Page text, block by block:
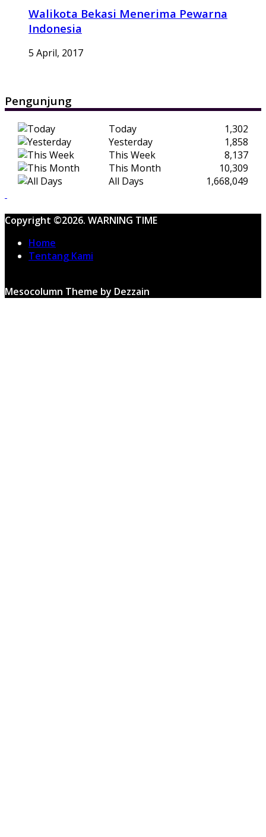
Walikota Bekasi Menerima Pewarna
Indonesia
5 April, 2017
Pengunjung
Today
1,302
Yesterday
1,858
This Week
8,137
This Month
10,309
All Days
1,668,049
Copyright ©2026. WARNING TIME
Home
Tentang Kami
Mesocolumn Theme by Dezzain